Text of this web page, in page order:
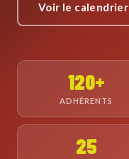
Voir le calendrier
120+
ADHÉRENTS
25